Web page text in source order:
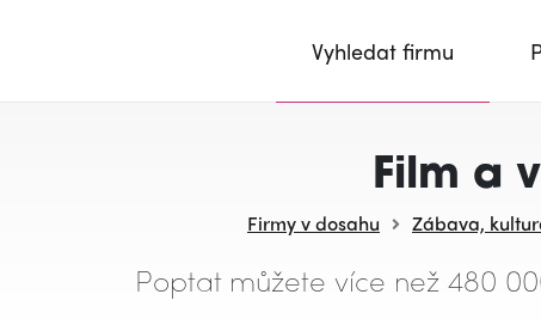
Vyhledat firmu
Film a
Firmy v dosahu Zábava,
Poptat můžete více než 480